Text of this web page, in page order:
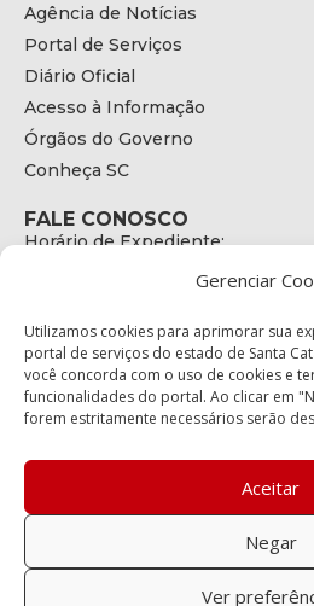
Gerenciar
Utilizamos cookies para aprimorar sua
portal de serviços do estado de Santa
você concorda com o uso de cookies e
funcionalidades do portal. Ao clicar em
forem estritamente necessários serão
Aceitar
Negar
Ver
Agência de Notícias
Portal de Serviços
Diário Oficial
Acesso à Informação
Órgãos do Governo
Conheça SC
FALE CONOSCO
Horário de Expediente:
E-mail:
ENDEREÇO
Endereço:
Bairro:
Coqueiros, Florianópolis SC
88.080-160
Política de privacidade